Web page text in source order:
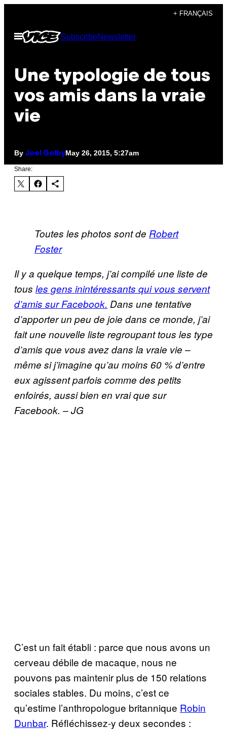
content
+ FRANÇAIS
Open
Menu
SubscribeNewsletter
Une typologie de tous
vos amis dans la vraie
vie
By Joel GolbyMay 26, 2015, 5:27am
Share:
Toutes les photos sont de Robert
Foster
Il y a quelque temps, j’ai compilé une liste de
tous les gens inintéressants qui vous servent
d’amis sur Facebook. Dans une tentative
d’apporter un peu de joie dans ce monde, j’ai
fait une nouvelle liste regroupant tous les type
d’amis que vous avez dans la vraie vie –
même si j’imagine qu’au moins 60 % d’entre
eux agissent parfois comme des petits
enfoirés, aussi bien en vrai que sur
Facebook. – JG
C’est un fait établi : parce que nous avons un
cerveau débile de macaque, nous ne
pouvons pas maintenir plus de 150 relations
sociales stables. Du moins, c’est ce
qu’estime l’anthropologue britannique Robin
Dunbar. Réfléchissez-y deux secondes :